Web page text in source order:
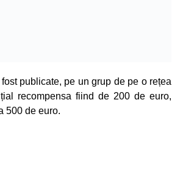
publicate, pe un grup de pe o rețea
recompensa fiind de 200 de euro,
500 de euro.